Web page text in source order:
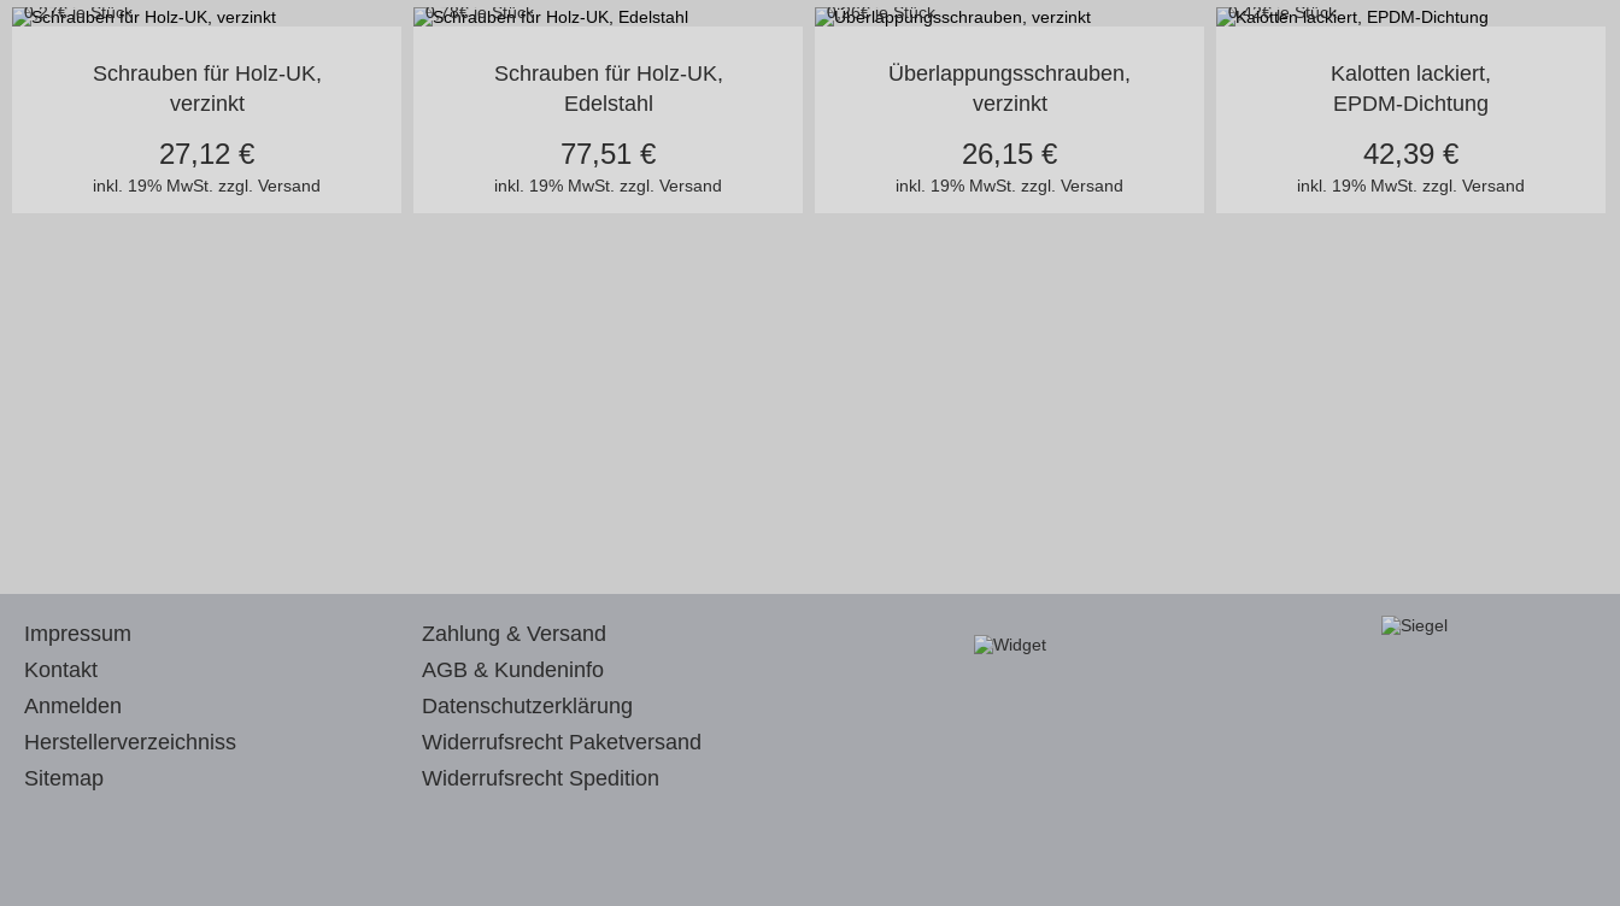
0,27€ je Stück
Schrauben für Holz-UK,
verzinkt
inkl. 19% MwSt. zzgl. Versand
27,12 €
0,78€ je Stück
Schrauben für Holz-UK,
Edelstahl
inkl. 19% MwSt. zzgl. Versand
77,51 €
0,26€ je Stück
Überlappungsschrauben,
verzinkt
inkl. 19% MwSt. zzgl. Versand
26,15 €
0,42€ je Stück
Kalotten lackiert,
EPDM-Dichtung
inkl. 19% MwSt. zzgl. Versand
42,39 €
Impressum
Kontakt
Anmelden
Herstellerverzeichniss
Sitemap
Zahlung & Versand
AGB & Kundeninfo
Datenschutzerklärung
Widerrufsrecht Paketversand
Widerrufsrecht Spedition